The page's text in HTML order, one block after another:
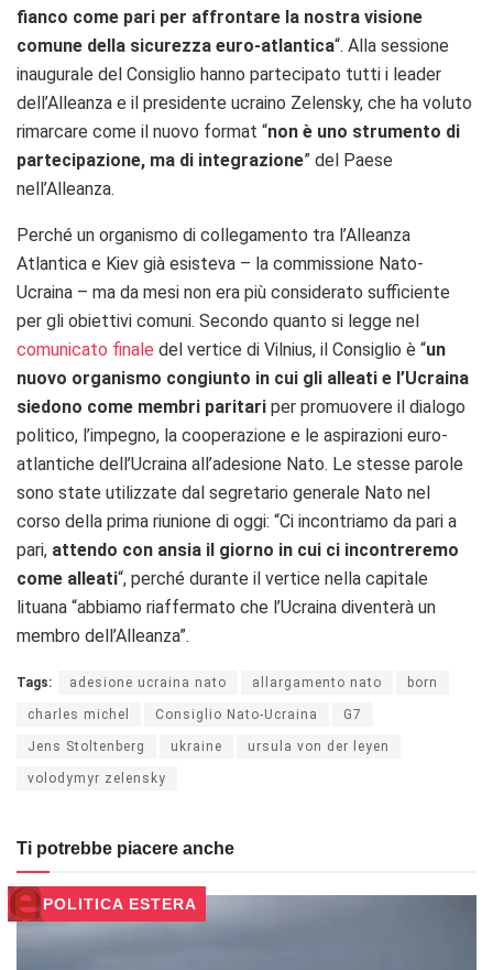
fianco come pari per affrontare la nostra visione
comune della sicurezza euro-atlantica“. Alla sessione
inaugurale del Consiglio hanno partecipato tutti i leader
dell’Alleanza e il presidente ucraino Zelensky, che ha voluto
rimarcare come il nuovo format “non è uno strumento di
partecipazione, ma di integrazione” del Paese
nell’Alleanza.
Perché un organismo di collegamento tra l’Alleanza
Atlantica e Kiev già esisteva – la commissione Nato-
Ucraina – ma da mesi non era più considerato sufficiente
per gli obiettivi comuni. Secondo quanto si legge nel
comunicato finale del vertice di Vilnius, il Consiglio è “un
nuovo organismo congiunto in cui gli alleati e l’Ucraina
siedono come membri paritari per promuovere il dialogo
politico, l’impegno, la cooperazione e le aspirazioni euro-
atlantiche dell’Ucraina all’adesione Nato. Le stesse parole
sono state utilizzate dal segretario generale Nato nel
corso della prima riunione di oggi: “Ci incontriamo da pari a
pari, attendo con ansia il giorno in cui ci incontreremo
come alleati“, perché durante il vertice nella capitale
lituana “abbiamo riaffermato che l’Ucraina diventerà un
membro dell’Alleanza”.
Tags: adesione ucraina nato allargamento nato born
charles michel Consiglio Nato-Ucraina G7
Jens Stoltenberg ukraine ursula von der leyen
volodymyr zelensky
Ti potrebbe piacere anche
POLITICA ESTERA